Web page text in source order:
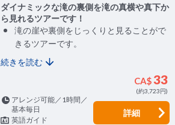
ダイナミックな滝の裏側を滝の真横や真下か
ら見れるツアーです！
滝の崖や裏側をじっくりと見ることがで
きるツアーです。
続きを読む
CA$33
(約3,723円)
アレンジ可能／1時間／
基本毎日
英語ガイド
詳細